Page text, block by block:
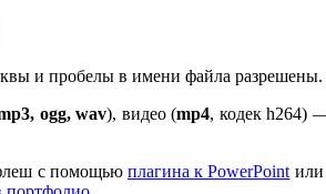
и пробелы в имени файла разрешены.
3, ogg, wav), видео (mp4, кодек h264) —
с помощью плагина к Pow­er­Point или